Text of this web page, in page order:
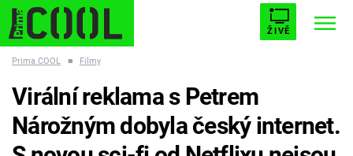
ŽIVĚ
ESCAPE PLNEJ KOTEL AVENGERS 5
Prima COOL ■ Filmy
Virální reklama s Petrem
Nárožným dobyla český internet.